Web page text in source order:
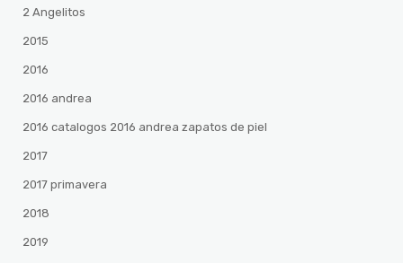
2 Angelitos
2015
2016
2016 andrea
2016 catalogos 2016 andrea zapatos de piel
2017
2017 primavera
2018
2019